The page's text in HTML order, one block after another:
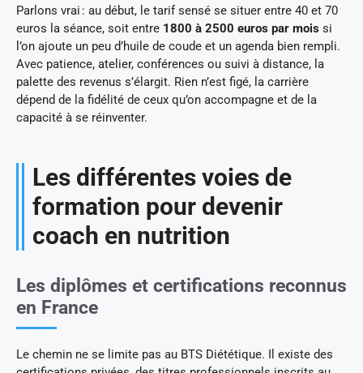
Parlons vrai : au début, le tarif sensé se situer entre 40 et 70
euros la séance, soit entre 1800 à 2500 euros par mois si
l’on ajoute un peu d’huile de coude et un agenda bien rempli.
Avec patience, atelier, conférences ou suivi à distance, la
palette des revenus s’élargit. Rien n’est figé, la carrière
dépend de la fidélité de ceux qu’on accompagne et de la
capacité à se réinventer.
Les différentes voies de
formation pour devenir
coach en nutrition
Les diplômes et certifications reconnus
en France
Le chemin ne se limite pas au BTS Diététique. Il existe des